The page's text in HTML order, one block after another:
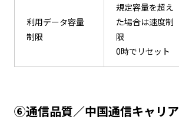
利用データ容量
制限
規定容量を超え
た場合は速度制
限
0時でリセット
⑥通信品質／中国通信キャリア